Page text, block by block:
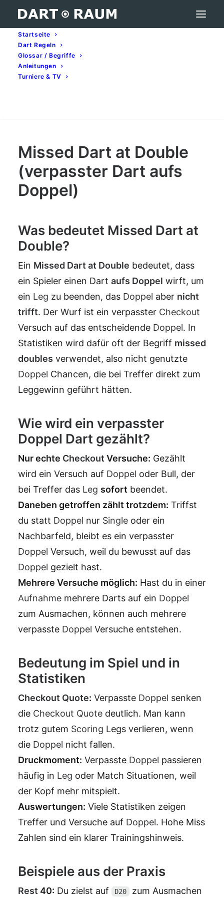
Startseite
Dart Regeln
Glossar / Begriffe
Anleitungen
Turniere & TV
Missed Dart at Double (verpasster Dart aufs
Doppel) – Darts-Begriff erklärt
Home
Darts-Glossar (A–Z): Begriffe & Bedeutung
Missed Dart at Double
(verpasster Dart aufs
Doppel)
Was bedeutet Missed Dart at
Double?
Ein Missed Dart at Double bedeutet, dass
ein Spieler einen Dart aufs Doppel wirft, um
ein Leg zu beenden, das Doppel aber nicht
trifft. Der Wurf ist ein verpasster Checkout
Versuch auf das entscheidende Doppel. In
Statistiken wird dafür oft der Begriff missed
doubles verwendet, also nicht genutzte
Doppel Chancen, die bei Treffer direkt zum
Leggewinn geführt hätten.
Wie wird ein verpasster
Doppel Dart gezählt?
Nur echte Checkout Versuche: Gezählt
wird ein Versuch auf Doppel oder Bull, der
bei Treffer das Leg sofort beendet.
Daneben getroffen zählt trotzdem: Triffst
du statt Doppel nur Single oder ein
Nachbarfeld, bleibt es ein verpasster
Doppel Versuch, weil du bewusst auf das
Doppel gezielt hast.
Mehrere Versuche möglich: Hast du in einer
Aufnahme mehrere Darts auf ein Doppel
zum Ausmachen, können auch mehrere
verpasste Doppel Versuche entstehen.
Bedeutung im Spiel und in
Statistiken
Checkout Quote: Verpasste Doppel senken
die Checkout Quote deutlich. Man kann
trotz gutem Scoring Legs verlieren, wenn
die Doppel nicht fallen.
Druckmoment: Verpasste Doppel passieren
häufig in Leg oder Match Situationen, weil
der Kopf mehr mitspielt.
Auswertungen: Viele Statistiken zeigen
Treffer und Versuche auf Doppel. Hohe Miss
Zahlen sind ein klarer Trainingshinweis.
Beispiele aus der Praxis
Rest 40: Du zielst auf D20 zum Ausmachen